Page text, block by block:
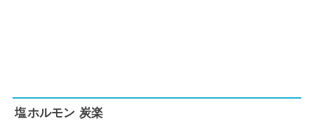
塩ホルモン 炭楽